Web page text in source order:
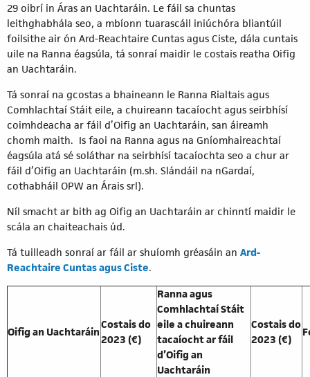
29 oibrí in Áras an Uachtaráin. Le fáil sa chuntas
leithghabhála seo, a mbíonn tuarascáil iniúchóra bliantúil
foilsithe air ón Ard-Reachtaire Cuntas agus Ciste, dála cuntais
uile na Ranna éagsúla, tá sonraí maidir le costais reatha Oifig
an Uachtaráin.
Tá sonraí na gcostas a bhaineann le Ranna Rialtais agus
Comhlachtaí Stáit eile, a chuireann tacaíocht agus seirbhísí
coimhdeacha ar fáil d’Oifig an Uachtaráin, san áireamh
chomh maith. Is faoi na Ranna agus na Gníomhaireachtaí
éagsúla atá sé soláthar na seirbhísí tacaíochta seo a chur ar
fáil d’Oifig an Uachtaráin (m.sh. Slándáil na nGardaí,
cothabháil OPW an Árais srl).
Níl smacht ar bith ag Oifig an Uachtaráin ar chinntí maidir le
scála an chaiteachais úd.
Tá tuilleadh sonraí ar fáil ar shuíomh gréasáin an Ard-
Reachtaire Cuntas agus Ciste.
Oifig an Uachtaráin
Costais do
2023 (€)
Ranna agus
Comhlachtaí Stáit
eile a chuireann
tacaíocht ar fáil
d’Oifig an
Uachtaráin
Costais do
2023 (€)